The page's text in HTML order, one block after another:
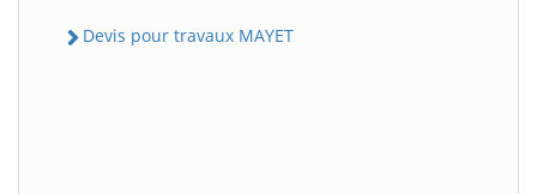
Devis pour travaux MAYET